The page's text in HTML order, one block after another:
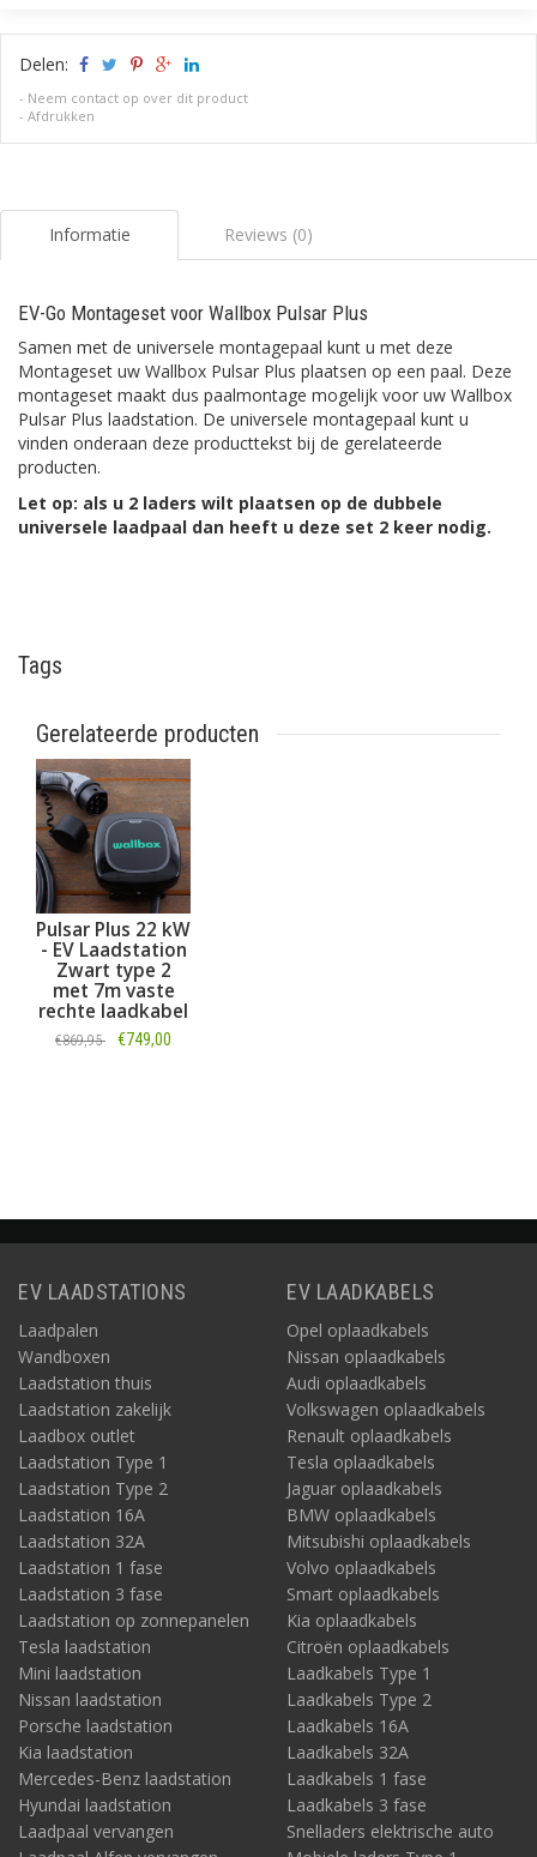
Delen:
- Neem contact op over dit product
- Afdrukken
Informatie Reviews (0)
EV-Go Montageset voor Wallbox Pulsar Plus
Samen met de universele montagepaal kunt u met deze
Montageset uw Wallbox Pulsar Plus plaatsen op een paal. Deze
montageset maakt dus paalmontage mogelijk voor uw Wallbox
Pulsar Plus laadstation. De universele montagepaal kunt u
vinden onderaan deze producttekst bij de gerelateerde
producten.
Let op: als u 2 laders wilt plaatsen op de dubbele
universele laadpaal dan heeft u deze set 2 keer nodig.
Tags
Gerelateerde producten
Pulsar Plus 22 kW
- EV Laadstation
Zwart type 2
met 7m vaste
rechte laadkabel
€869,95 €749,00
EV LAADSTATIONS
Laadpalen
Wandboxen
Laadstation thuis
Laadstation zakelijk
Laadbox outlet
Laadstation Type 1
Laadstation Type 2
Laadstation 16A
Laadstation 32A
Laadstation 1 fase
Laadstation 3 fase
Laadstation op zonnepanelen
Tesla laadstation
Mini laadstation
Nissan laadstation
Porsche laadstation
Kia laadstation
Mercedes-Benz laadstation
Hyundai laadstation
Laadpaal vervangen
EV LAADKABELS
Opel oplaadkabels
Nissan oplaadkabels
Audi oplaadkabels
Volkswagen oplaadkabels
Renault oplaadkabels
Tesla oplaadkabels
Jaguar oplaadkabels
BMW oplaadkabels
Mitsubishi oplaadkabels
Volvo oplaadkabels
Smart oplaadkabels
Kia oplaadkabels
Citroën oplaadkabels
Laadkabels Type 1
Laadkabels Type 2
Laadkabels 16A
Laadkabels 32A
Laadkabels 1 fase
Laadkabels 3 fase
Snelladers elektrische auto